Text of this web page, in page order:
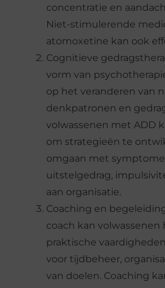
concentratie en
Niet-stimulerende
atomoxetine kan ook
Cognitieve
vorm van
op het veranderen van
denkpatronen en
volwassenen met ADD
om strategieën te
omgaan met
uitstelgedrag,
aan organisatie.
Coaching en
coach kan volwassenen
praktische
voor tijdbeheer,
van doelen. Coaching